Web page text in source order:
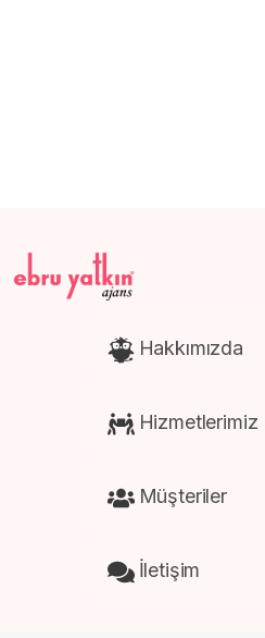
Hakkımızda
Hizmetlerimiz
Müşteriler
İletişim